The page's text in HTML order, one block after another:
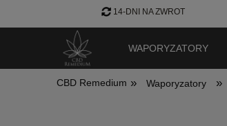
14-DNI NA ZWROT
WAPORYZATORY
CBD Remedium » Waporyzatory »